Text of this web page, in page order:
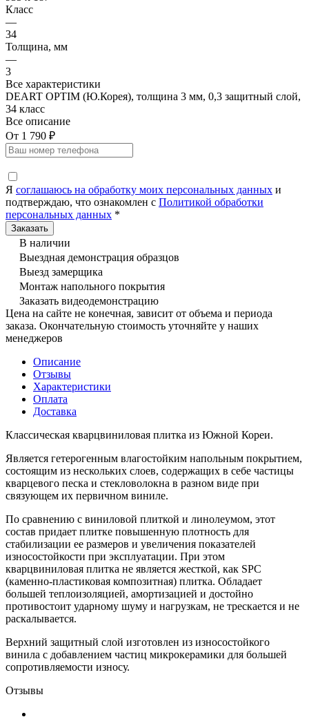
Класс
—
34
Толщина, мм
—
3
Все характеристики
DEART OPTIM (Ю.Корея), толщина 3 мм, 0,3 защитный слой,
34 класс
Все описание
От 1 790 ₽
Я соглашаюсь на обработку моих персональных данных и
подтверждаю, что ознакомлен с Политикой обработки
персональных данных *
В наличии
Выездная демонстрация образцов
Выезд замерщика
Монтаж напольного покрытия
Заказать видеодемонстрацию
Цена на сайте не конечная, зависит от объема и периода
заказа. Окончательную стоимость уточняйте у наших
менеджеров
Описание
Отзывы
Характеристики
Оплата
Доставка
Классическая кварцвиниловая плитка из Южной Кореи.
Является гетерогенным влагостойким напольным покрытием,
состоящим из нескольких слоев, содержащих в себе частицы
кварцевого песка и стекловолокна в разном виде при
связующем их первичном виниле.
По сравнению с виниловой плиткой и линолеумом, этот
состав придает плитке повышенную плотность для
стабилизации ее размеров и увеличения показателей
износостойкости при эксплуатации. При этом
кварцвиниловая плитка не является жесткой, как SPC
(каменно-пластиковая композитная) плитка. Обладает
большей теплоизоляцией, амортизацией и достойно
противостоит ударному шуму и нагрузкам, не трескается и не
раскалывается.
Верхний защитный слой изготовлен из износостойкого
винила с добавлением частиц микрокерамики для большей
сопротивляемости износу.
Отзывы